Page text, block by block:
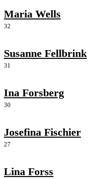
Maria Wells
32
Susanne Fellbrink
31
Ina Forsberg
30
Josefina Fischier
27
Lina Forss